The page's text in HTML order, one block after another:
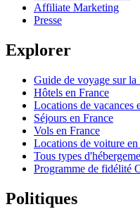
Affiliate Marketing
Presse
Explorer
Guide de voyage sur la
Hôtels en France
Locations de vacances
Séjours en France
Vols en France
Locations de voiture en
Tous types
Programme de fidélité
Politiques